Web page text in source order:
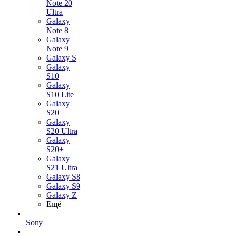
Note 20
Ultra
Galaxy
Note 8
Galaxy
Note 9
Galaxy S
Galaxy
S10
Galaxy
S10 Lite
Galaxy
S20
Galaxy
S20 Ultra
Galaxy
S20+
Galaxy
S21 Ultra
Galaxy S8
Galaxy S9
Galaxy Z
Ещё
Sony